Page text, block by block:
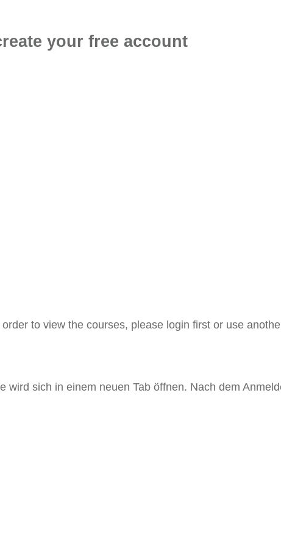
your free account
to view the courses, please login first or use
wird sich in einem neuen Tab öffnen. Nach dem